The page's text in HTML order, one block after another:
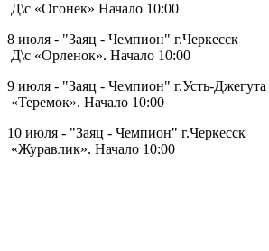
Д\с «Огонек» Начало 10:00
8 июля - "Заяц - Чемпион" г.Черкесск
Д\с «Орленок». Начало 10:00
9 июля - "Заяц - Чемпион" г.Усть-Джегута
«Теремок». Начало 10:00
10 июля - "Заяц - Чемпион" г.Черкесск
«Журавлик». Начало 10:00